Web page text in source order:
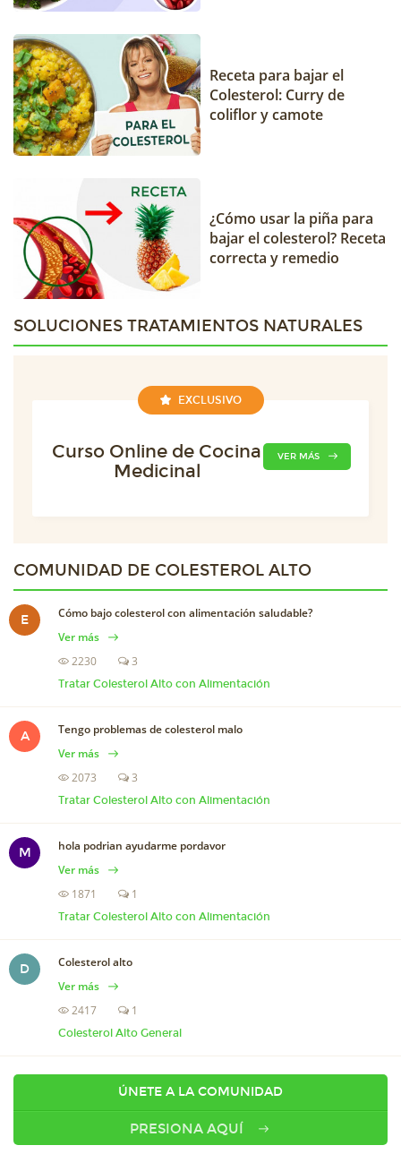
Receta para bajar el
Colesterol: Curry de
coliflor y camote
¿Cómo usar la piña para
bajar el colesterol? Receta
correcta y remedio
SOLUCIONES TRATAMIENTOS NATURALES
EXCLUSIVO
Curso Online de Cocina
Medicinal
VER MÁS
COMUNIDAD DE COLESTEROL ALTO
E
Cómo bajo colesterol con alimentación saludable?
Ver más
2230
3
Tratar Colesterol Alto con Alimentación
A
Tengo problemas de colesterol malo
Ver más
2073
3
Tratar Colesterol Alto con Alimentación
M
hola podrian ayudarme pordavor
Ver más
1871
1
Tratar Colesterol Alto con Alimentación
D
Colesterol alto
Ver más
2417
1
Colesterol Alto General
ÚNETE A LA COMUNIDAD
PRESIONA AQUÍ